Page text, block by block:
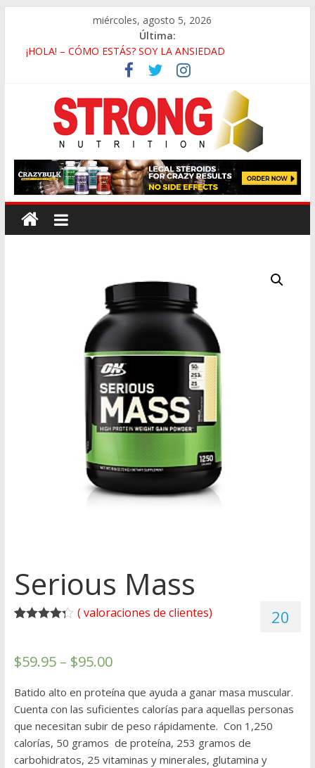
miércoles, agosto 5, 2026
Última:
¡HOLA! – CÓMO ESTÁS? SOY LA ANSIEDAD
Deficiencia de Zinc y Baja Testosterona
Beneficios de Caminar En Vez de Correr
La Falsa Ideología de Género y Su Antropología
Rutina de Alta Intensidad Para Músculo en las Pantorrillas
Serious Mass
basado
es de
clientes
( 20
valoraciones de clientes)
$59.95– $95.00
Batido alto en proteína que ayuda a ganar masa muscular.
Cuenta con las suficientes calorías para aquellas personas
que necesitan subir de peso rápidamente. Con 1,250
calorías, 50 gramos de proteína, 253 gramos de
carbohidratos, 25 vitaminas y minerales, glutamina y